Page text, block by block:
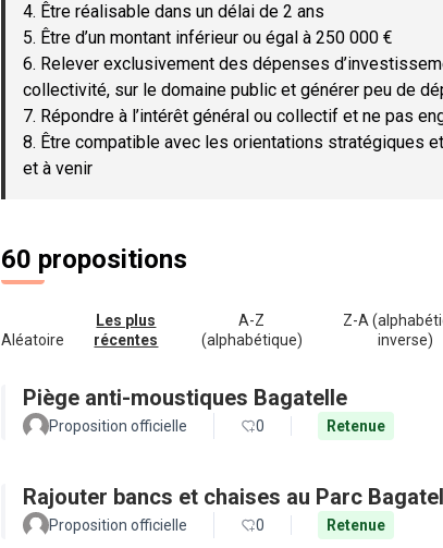
4. Être réalisable dans un délai de 2 ans
5. Être d’un montant inférieur ou égal à 250 000 €
6. Relever exclusivement des dépenses
collectivité, sur le domaine public et générer peu de
7. Répondre à l’intérêt général ou collectif et ne pas
8. Être compatible avec les orientations stratégiques
et à venir
60 propositions
Aléatoire
Les plus
récentes
A-Z
(alphabétique)
Z-A
inverse)
Piège anti-moustiques Bagatelle
Proposition officielle 0 Retenue
Rajouter bancs et chaises au Parc
Proposition officielle 0 Retenue